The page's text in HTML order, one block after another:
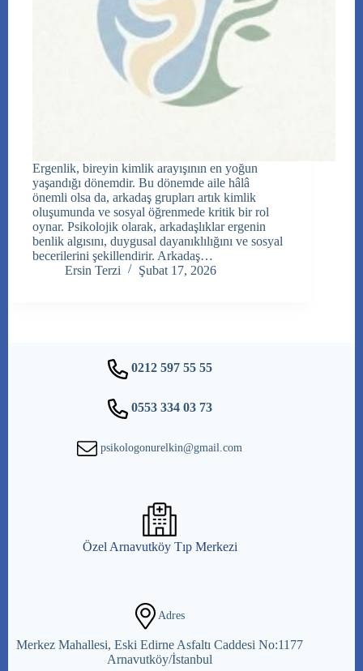
Ergenlik, bireyin kimlik arayışının en yoğun
yaşandığı dönemdir. Bu dönemde aile hâlâ
önemli olsa da, arkadaş grupları artık kimlik
oluşumunda ve sosyal öğrenmede kritik bir rol
oynar. Psikolojik olarak, arkadaşlıklar ergenin
benlik algısını, duygusal dayanıklılığını ve sosyal
becerilerini şekillendirir. Arkadaş…
Ersin Terzi
Şubat 17, 2026
0212 597 55 55
0553 334 03 73
psikologonurelkin@gmail.com
Özel Arnavutköy Tıp Merkezi
Adres
Merkez Mahallesi, Eski Edirne Asfaltı Caddesi No:1177
Arnavutköy/İstanbul